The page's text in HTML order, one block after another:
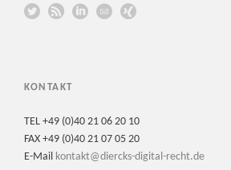
KONTAKT
TEL +49 (0)40 21 06 20 10
FAX +49 (0)40 21 07 05 20
E-Mail kontakt@diercks-digital-recht.de